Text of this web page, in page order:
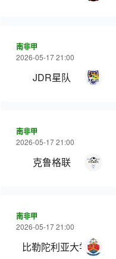
南非甲
2026-05-17 21:00
JDR星队
南非甲
2026-05-17 21:00
克鲁格联
南非甲
2026-05-17 21:00
比勒陀利亚大学